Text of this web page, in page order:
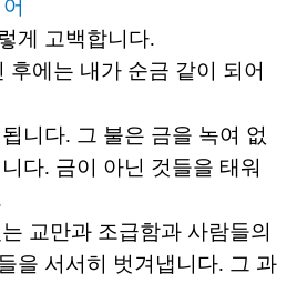
게 고백합니다.
후에는 내가 순금 같이 되어
니다. 그 불은 금을 녹여 없
다. 금이 아닌 것들을 태워
교만과 조급함과 사람들의
을 서서히 벗겨냅니다. 그 과